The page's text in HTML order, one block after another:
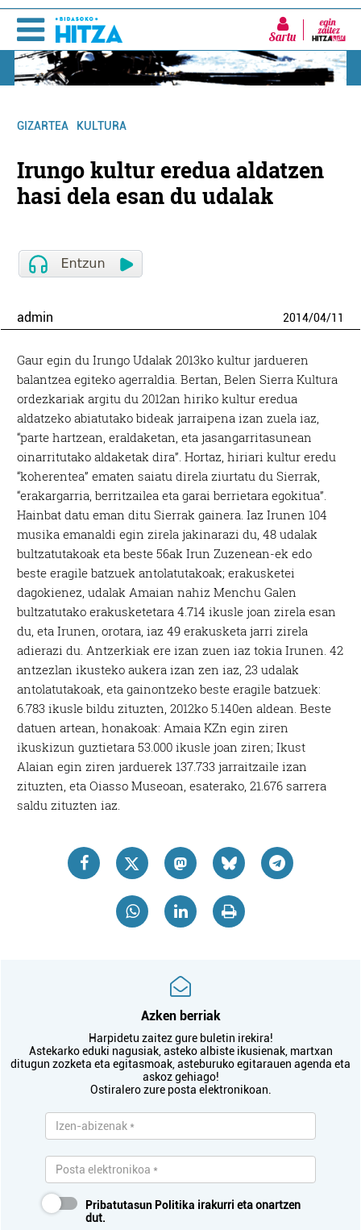
Sartu
GIZARTEA KULTURA
Irungo kultur eredua aldatzen
hasi dela esan du udalak
admin 2014/04/11
Gaur egin du Irungo Udalak 2013ko kultur jardueren
balantzea egiteko agerraldia. Bertan, Belen Sierra Kultura
ordezkariak argitu du 2012an hiriko kultur eredua
aldatzeko abiatutako bideak jarraipena izan zuela iaz,
“parte hartzean, eraldaketan, eta jasangarritasunean
oinarritutako aldaketak dira”. Hortaz, hiriari kultur eredu
“koherentea” ematen saiatu direla ziurtatu du Sierrak,
“erakargarria, berritzailea eta garai berrietara egokitua”.
Hainbat datu eman ditu Sierrak gainera. Iaz Irunen 104
musika emanaldi egin zirela jakinarazi du, 48 udalak
bultzatutakoak eta beste 56ak Irun Zuzenean-ek edo
beste eragile batzuek antolatutakoak; erakusketei
dagokienez, udalak Amaian nahiz Menchu Galen
bultzatutako erakusketetara 4.714 ikusle joan zirela esan
du, eta Irunen, orotara, iaz 49 erakusketa jarri zirela
adierazi du. Antzerkiak ere izan zuen iaz tokia Irunen. 42
antzezlan ikusteko aukera izan zen iaz, 23 udalak
antolatutakoak, eta gainontzeko beste eragile batzuek:
6.783 ikusle bildu zituzten, 2012ko 5.140en aldean. Beste
datuen artean, honakoak: Amaia KZn egin ziren
ikuskizun guztietara 53.000 ikusle joan ziren; Ikust
Alaian egin ziren jarduerek 137.733 jarraitzaile izan
zituzten, eta Oiasso Museoan, esaterako, 21.676 sarrera
saldu zituzten iaz.
Azken berriak
Harpidetu zaitez gure buletin irekira!
Astekarko eduki nagusiak, asteko albiste ikusienak, martxan
ditugun zozketa eta egitasmoak, asteburuko egitarauen agenda eta
askoz gehiago!
Ostiralero zure posta elektronikoan.
Pribatutasun Politika irakurri eta onartzen
dut.